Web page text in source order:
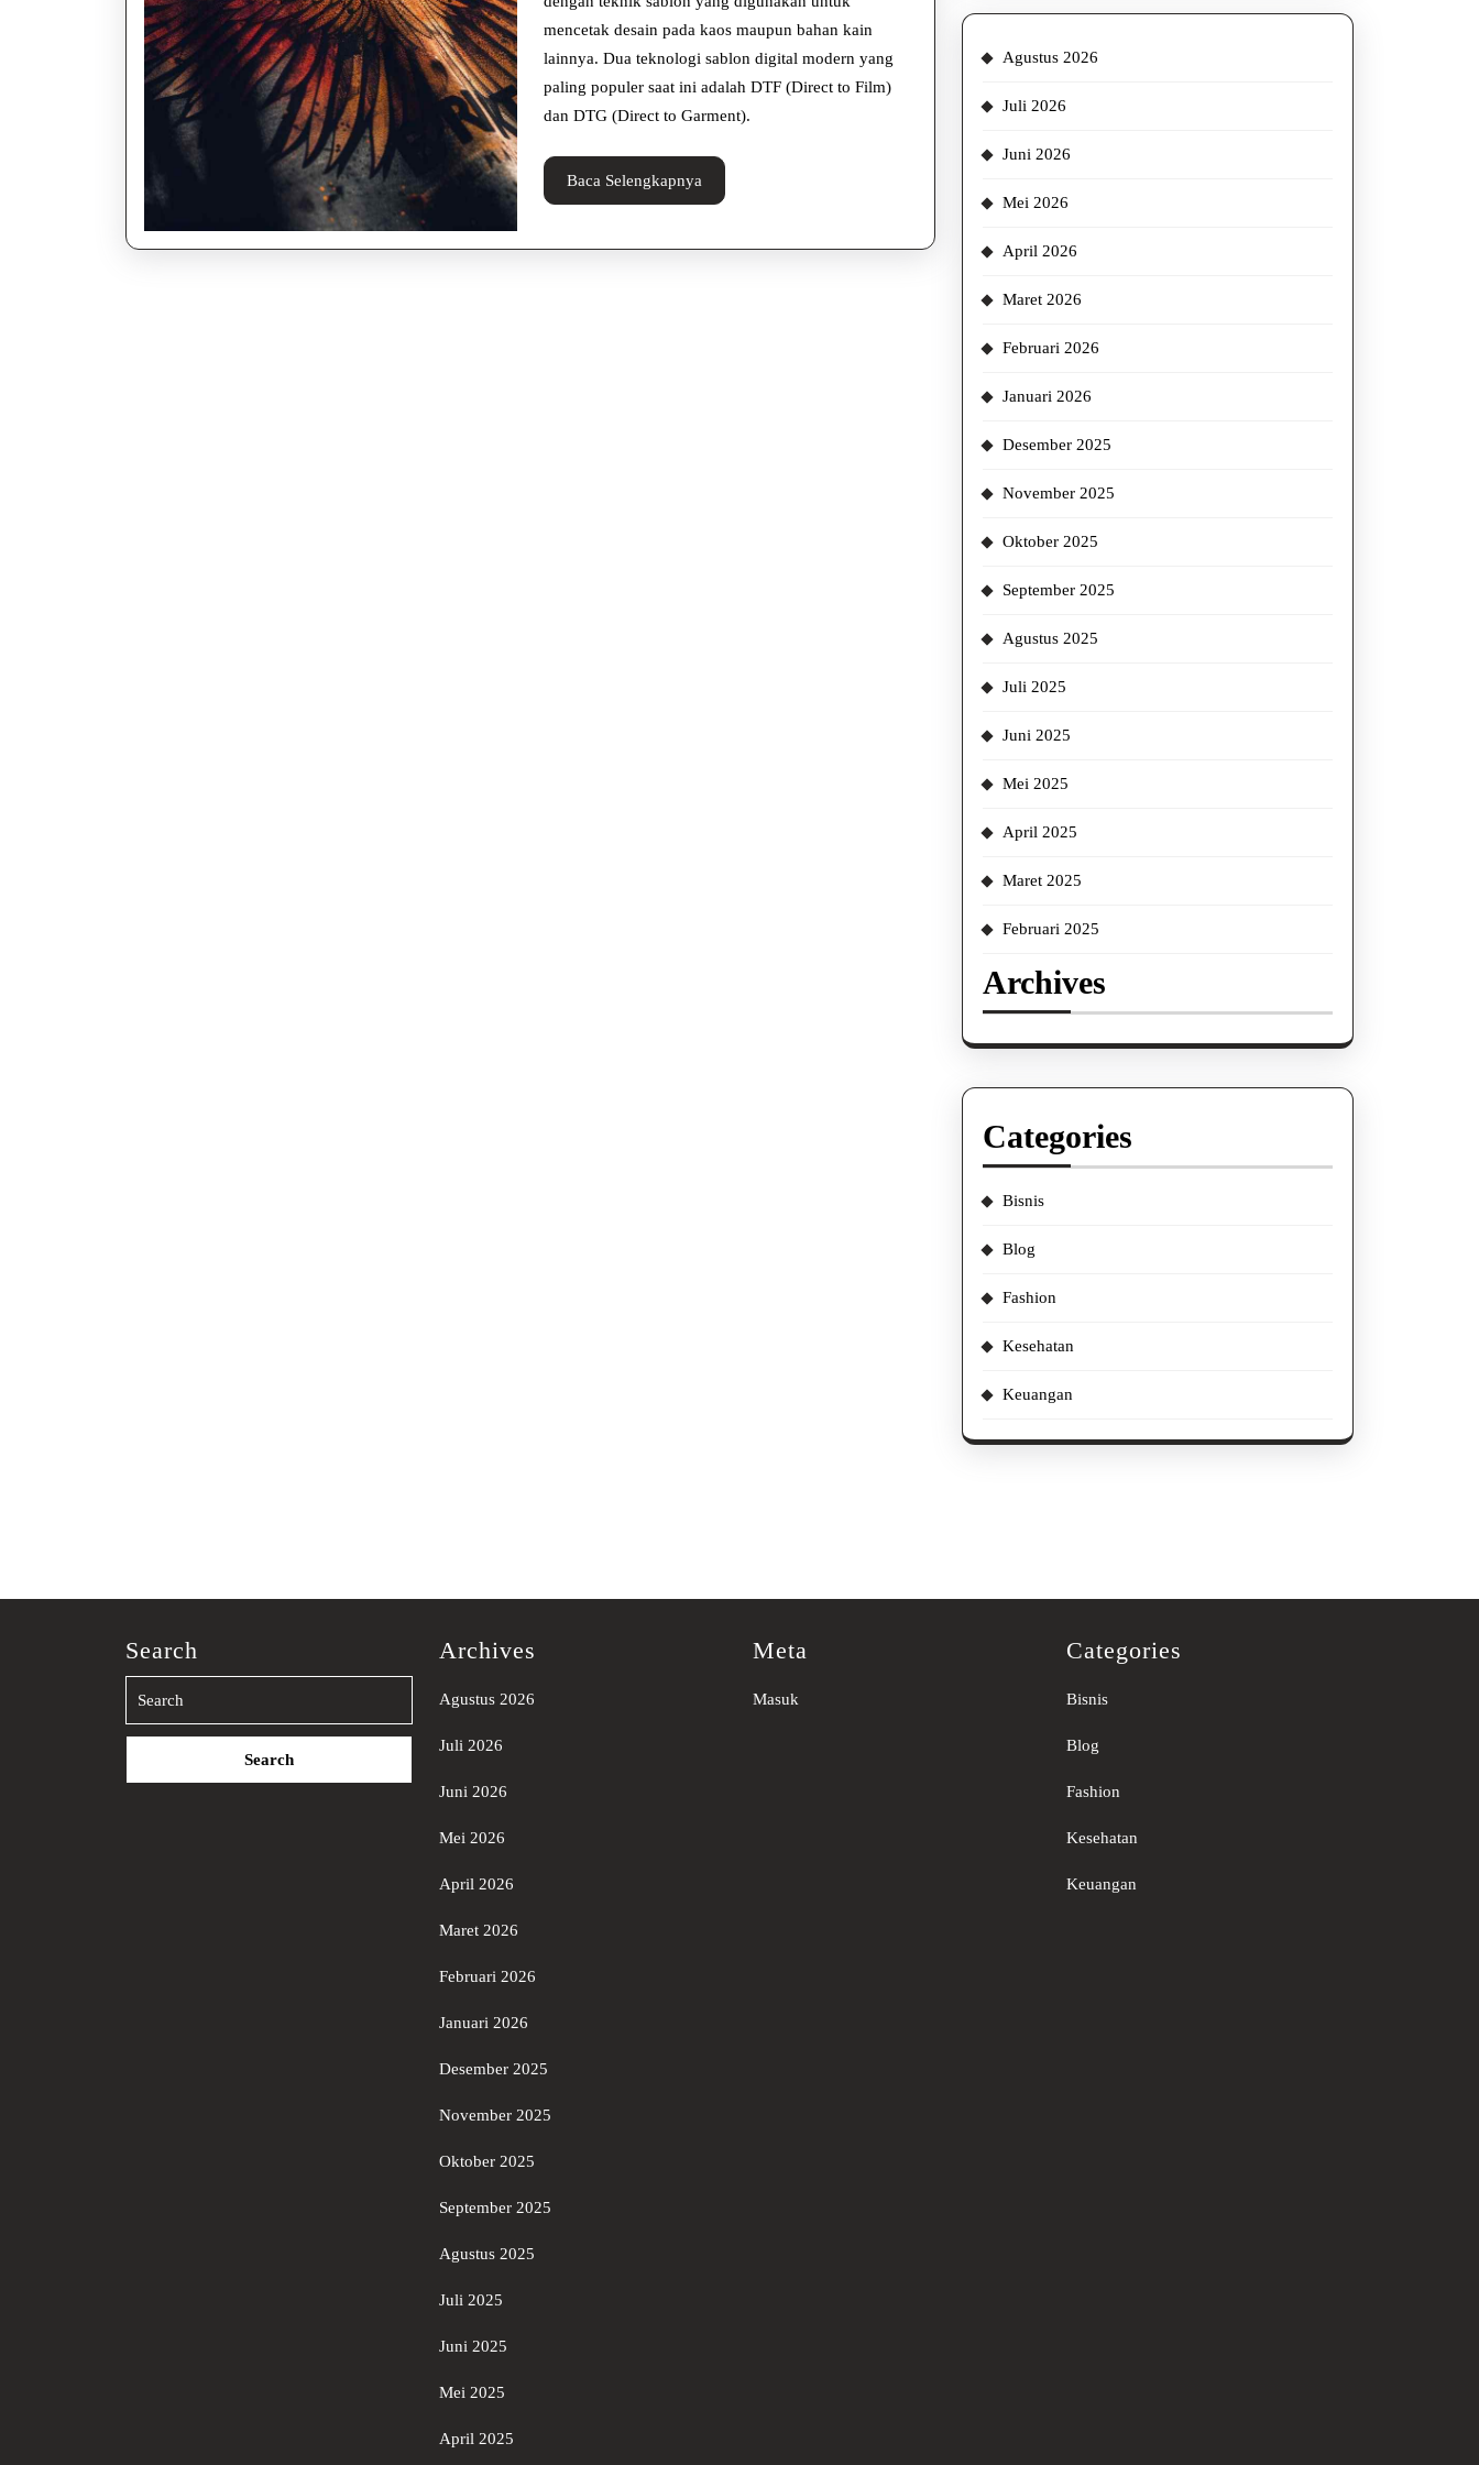
DTG?
mencetak desain pada kaos maupun bahan kain
lainnya. Dua teknologi sablon digital modern yang
paling populer saat ini adalah DTF (Direct to Film)
dan DTG (Direct to Garment).
Baca Selengkapnya
Selengkapnya
Agustus 2026
Juli 2026
Juni 2026
Mei 2026
April 2026
Maret 2026
Februari 2026
Januari 2026
Desember 2025
November 2025
Oktober 2025
September 2025
Agustus 2025
Juli 2025
Juni 2025
Mei 2025
April 2025
Maret 2025
Februari 2025
Archives
Categories
Bisnis
Blog
Fashion
Kesehatan
Keuangan
Search
Search
Archives
Agustus 2026
Juli 2026
Juni 2026
Mei 2026
April 2026
Maret 2026
Februari 2026
Januari 2026
Desember 2025
November 2025
Oktober 2025
September 2025
Agustus 2025
Juli 2025
Juni 2025
Mei 2025
April 2025
Meta
Masuk
Categories
Bisnis
Blog
Fashion
Kesehatan
Keuangan